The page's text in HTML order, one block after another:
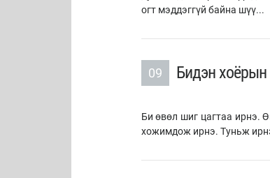
огт мэддэггүй байна шүү...
09 Бидэн хоёрын
Би өвөл шиг цагтаа ирнэ.
хожимдож ирнэ. Туньж